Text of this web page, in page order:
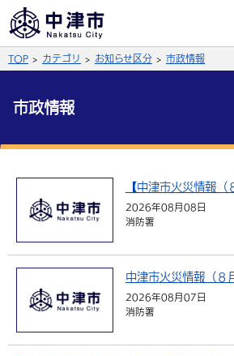
やさしい日本語
黒 青
文字の大きさ
サイト内検索
総合メニュー
くらしの情報
保険・
福祉・介護
税金 住宅・
入札・契約
農林水産業 税金
TOP カテゴリ お知らせ区分 市政情報
市政情報
【中津市火災情報
2026年08月08日
消防署
中津市火災情報（
2026年08月07日
消防署